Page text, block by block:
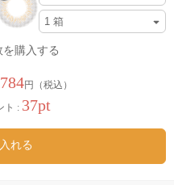
を購入する
円（税込）
ト : 37pt
れる